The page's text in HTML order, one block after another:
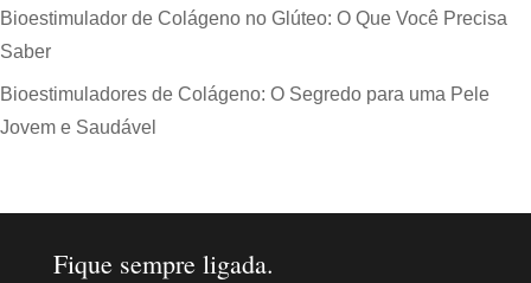
Bioestimulador de Colágeno no Glúteo: O Que Você Precisa
Saber
Bioestimuladores de Colágeno: O Segredo para uma Pele
Jovem e Saudável
Fique sempre ligada.